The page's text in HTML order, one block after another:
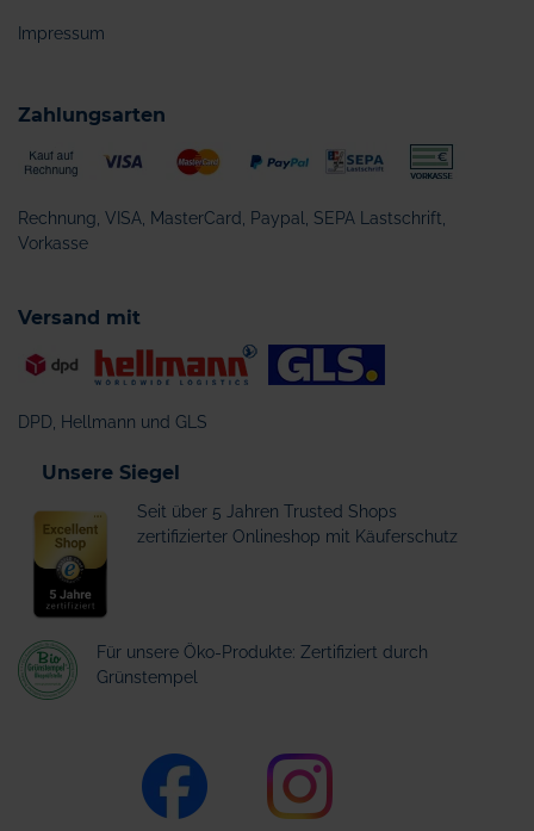
Impressum
Zahlungsarten
Rechnung, VISA, MasterCard, Paypal, SEPA Lastschrift,
Vorkasse
Versand mit
DPD, Hellmann und GLS
Unsere Siegel
Seit über 5 Jahren Trusted Shops
zertifizierter Onlineshop mit Käuferschutz
Für unsere Öko-Produkte: Zertifiziert durch
Grünstempel